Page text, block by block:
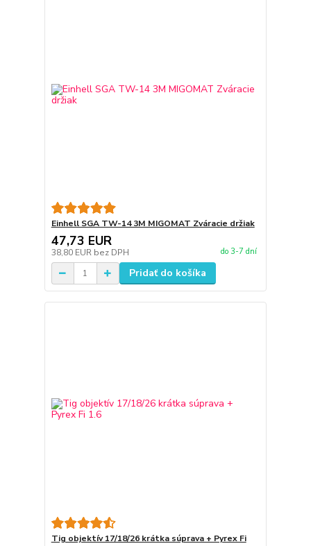
Einhell SGA TW-14 3M MIGOMAT Zváracie držiak
47,73 EUR
38,80 EUR bez DPH do 3-7 dní
Pridať do košíka
Tig objektív 17/18/26 krátka súprava + Pyrex Fi